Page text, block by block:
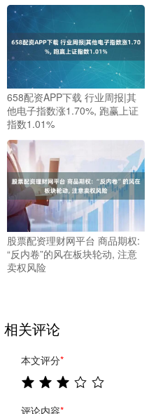
658配资APP下载 行业周报|其
他电子指数涨1.70%, 跑赢上证
指数1.01%
股票配资理财网平台 商品期权:
“反内卷”的风在板块轮动, 注意
卖权风险
相关评论
本文评分*
评论内容*